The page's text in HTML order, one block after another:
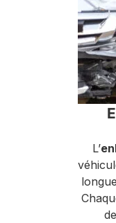
L’